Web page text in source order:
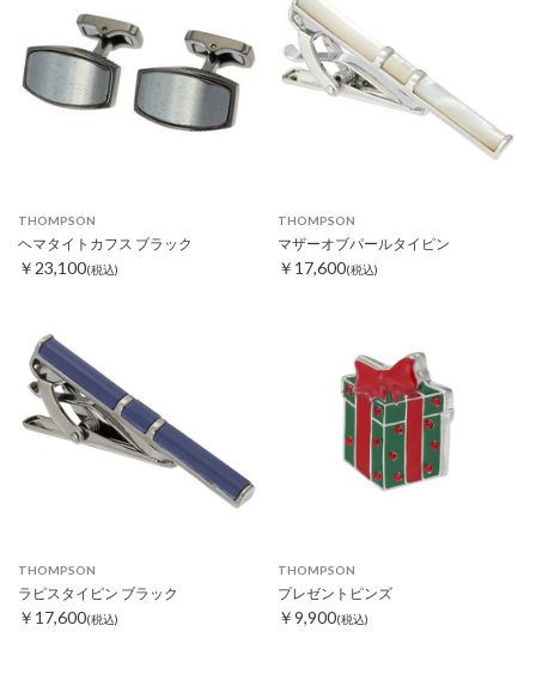
THOMPSON
ヘマタイトカフス ブラック
￥23,100(税込)
THOMPSON
マザーオブパールタイピン
￥17,600(税込)
THOMPSON
ラピスタイピン ブラック
￥17,600(税込)
THOMPSON
プレゼントピンズ
￥9,900(税込)